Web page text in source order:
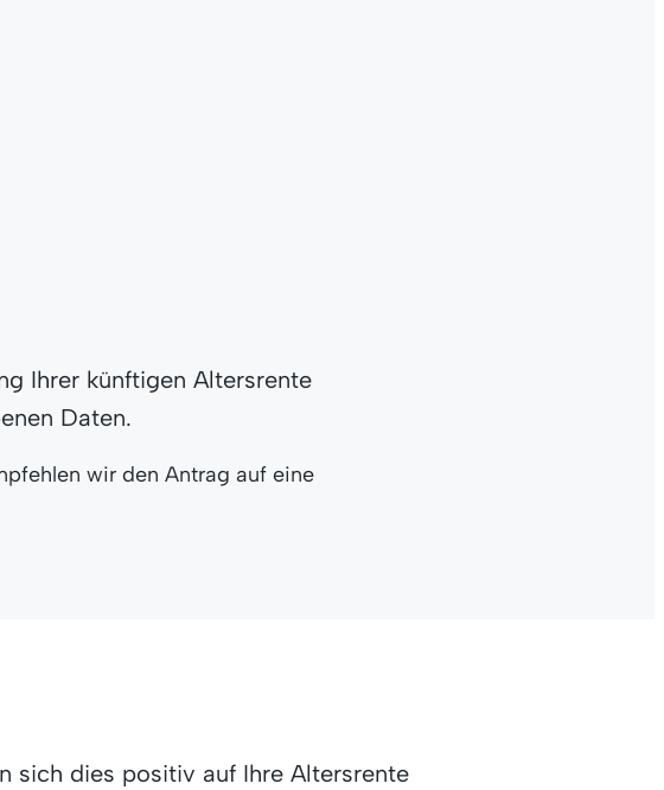
Ihrer künftigen Altersrente
Daten.
wir den Antrag auf eine
sich dies positiv auf Ihre Altersrente